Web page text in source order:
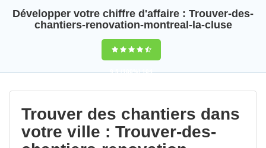
Développer votre chiffre d'affaire : Trouver-des-
chantiers-renovation-montreal-la-cluse
9,5(100%)104
votes
Trouver des chantiers dans
votre ville : Trouver-des-